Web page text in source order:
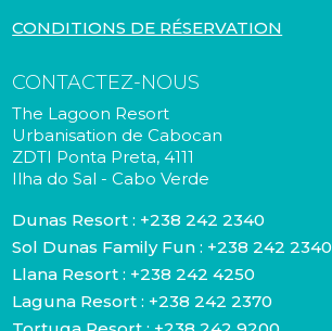
CONDITIONS DE RÉSERVATION
CONTACTEZ-NOUS
The Lagoon Resort
Urbanisation de Cabocan
ZDTI Ponta Preta, 4111
Ilha do Sal - Cabo Verde
Dunas Resort : +238 242 2340
Sol Dunas Family Fun : +238 242 2340
Llana Resort : +238 242 4250
Laguna Resort : +238 242 2370